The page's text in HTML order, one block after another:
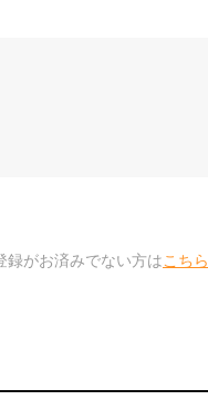
がお済みでない方はこちら